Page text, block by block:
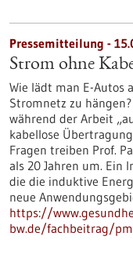
Pressemitteilung -
Strom ohne
Wie lädt man E-Autos
Stromnetz zu
während der Arbeit
kabellose
Fragen treiben Prof.
als 20 Jahren um. Ein
die die induktive
neue
https://
bw.de/fachbeitrag/